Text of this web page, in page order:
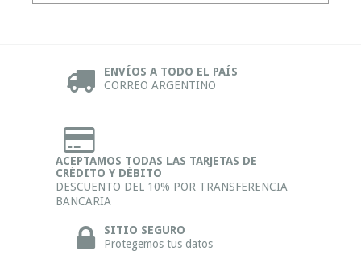
ENVÍOS A TODO EL PAÍS
CORREO ARGENTINO
ACEPTAMOS TODAS LAS TARJETAS DE
CRÉDITO Y DÉBITO
DESCUENTO DEL 10% POR TRANSFERENCIA
BANCARIA
SITIO SEGURO
Protegemos tus datos